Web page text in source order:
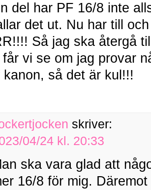
del har PF 16/8 inte
det ut. Nu har till
Så jag ska återgå
vi se om jag provar
kanon, så det är kul!!!
skriver:
04/24 kl. 20:33
ska vara glad att
16/8 för mig. Däremot